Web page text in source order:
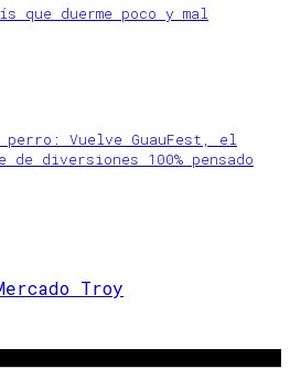
que duerme poco y mal
Vuelve GuauFest, el
de diversiones 100% pensado
Troy